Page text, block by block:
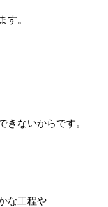
す。
きないからです。
な工程や